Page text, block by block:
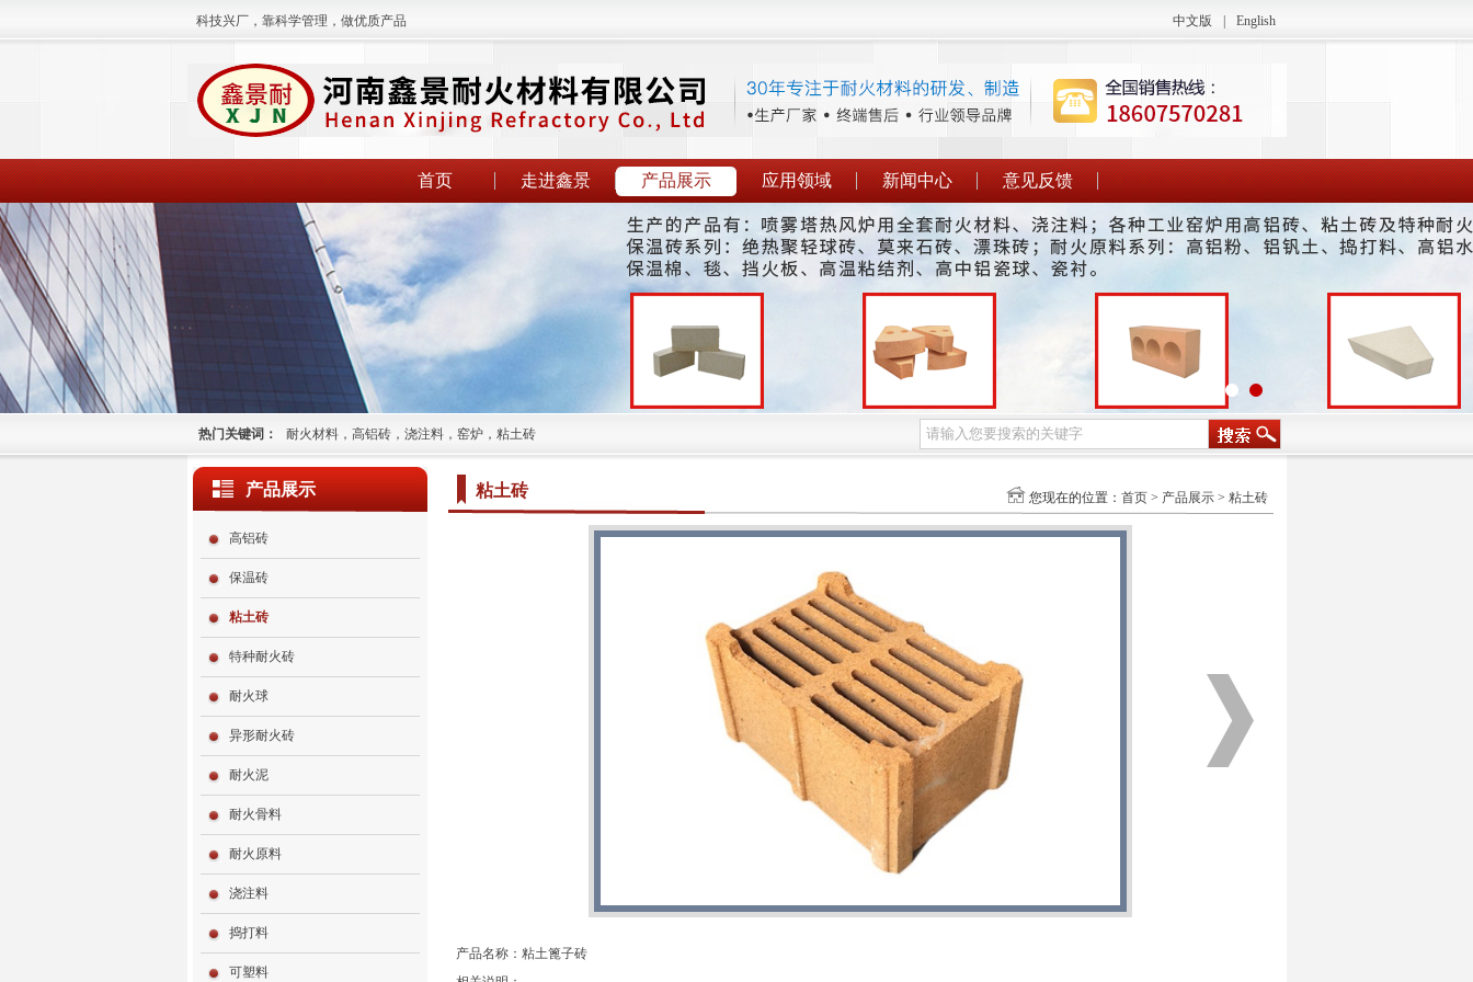
科技兴厂，靠科学管理，做优质产品 中文版 English
首页 走进鑫景 产品展示 应用领域 新闻中心 意见反馈
2
热门关键词：
耐火材料，高铝砖，浇注料，窑炉，粘土砖
产品展示
高铝砖
保温砖
粘土砖
特种耐火砖
耐火球
异形耐火砖
耐火泥
耐火骨料
耐火原料
浇注料
捣打料
可塑料
粘土砖 您现在的位置： 首页> 产品展示> 粘土砖
产品名称：粘土篦子砖